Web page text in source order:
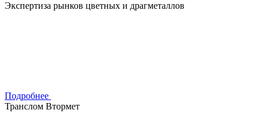
Экспертиза рынков цветных и драгметаллов
Подробнее
Транслом Втормет